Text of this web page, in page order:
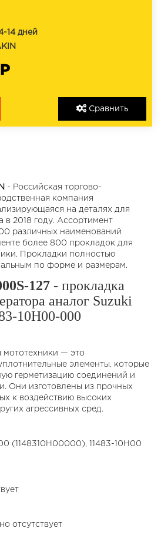
Сравнить
14 дней
- Российская торгово-
компания
на деталях для
в 2018 году. Ассортимент
различных наименований
более 800 прокладок для
Прокладки полностью
по форме и размерам.
127 - прокладка
аналог Suzuki
10H00-000
мототехники — это
элементы, которые
герметизацию соединений и
Они изготовлены из прочных
к воздействию высоких
агрессивных сред.
(1148310H00000), 11483-10H00
отсутствует